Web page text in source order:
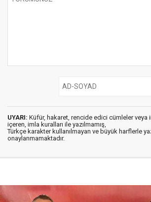
UYARI: Küfür, hakaret, rencide edici cümleler veya
içeren, imla kuralları ile yazılmamış,
Türkçe karakter kullanılmayan ve büyük harflerle
onaylanmamaktadır.